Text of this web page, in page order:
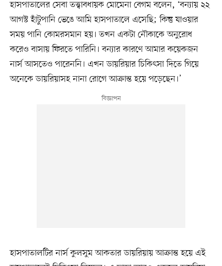
হাসপাতালের সেবা তত্ত্বাবধায়ক মোমেনা বেগম বলেন, ‘বন্যায় ২২
আগস্ট হাঁটুপানি ভেঙে আমি হাসপাতালে এসেছি; কিন্তু যাওয়ার
সময় পানি কোমরসমান হয়। তখন একটা নৌকাকে অনুরোধ
করেও বাসায় ফিরতে পারিনি। বন্যার কারণে আমার কয়েকজন
নার্স আসতেও পারেননি। এখন ডায়রিয়ার চিকিৎসা দিতে গিয়ে
অনেকে ডায়রিয়াসহ নানা রোগে আক্রান্ত হয়ে পড়েছেন।’
হাসপাতালটির নার্স কুলসুম আকতার ডায়রিয়ায় আক্রান্ত হয়ে এই